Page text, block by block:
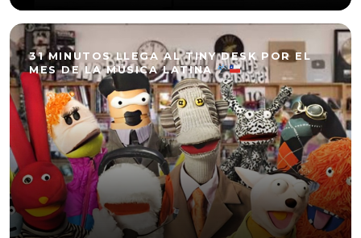
31 MINUTOS LLEGA AL TINY DESK POR EL
MES DE LA MÚSICA LATINA